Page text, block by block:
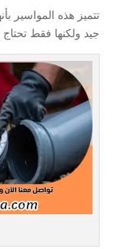
تتميز هذه المواسير
جيد ولكنها فقط تحتاج